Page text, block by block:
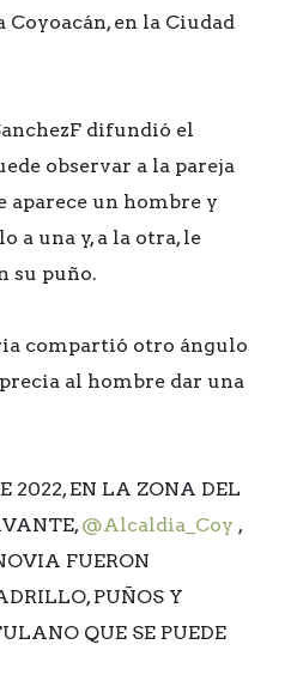
en la Ciudad
difundió el
observar a la pareja
aparece un hombre y
a una y, a la otra, le
su puño.
compartió otro ángulo
al hombre dar una
2022, EN LA ZONA DEL
@Alcaldia_Coy ,
FUERON
PUÑOS Y
QUE SE PUEDE